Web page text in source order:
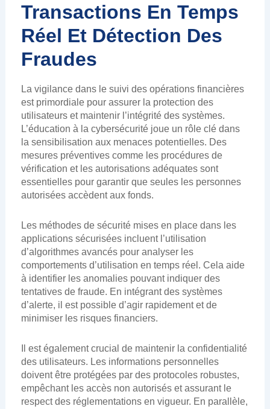
Transactions En Temps
Réel Et Détection Des
Fraudes
La vigilance dans le suivi des opérations financières
est primordiale pour assurer la protection des
utilisateurs et maintenir l’intégrité des systèmes.
L’éducation à la cybersécurité joue un rôle clé dans
la sensibilisation aux menaces potentielles. Des
mesures préventives comme les procédures de
vérification et les autorisations adéquates sont
essentielles pour garantir que seules les personnes
autorisées accèdent aux fonds.
Les méthodes de sécurité mises en place dans les
applications sécurisées incluent l’utilisation
d’algorithmes avancés pour analyser les
comportements d’utilisation en temps réel. Cela aide
à identifier les anomalies pouvant indiquer des
tentatives de fraude. En intégrant des systèmes
d’alerte, il est possible d’agir rapidement et de
minimiser les risques financiers.
Il est également crucial de maintenir la confidentialité
des utilisateurs. Les informations personnelles
doivent être protégées par des protocoles robustes,
empêchant les accès non autorisés et assurant le
respect des réglementations en vigueur. En parallèle,